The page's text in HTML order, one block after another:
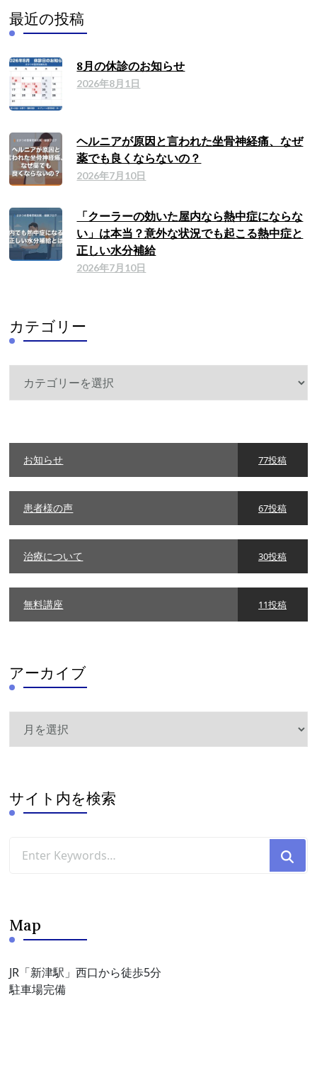
最近の投稿
8月の休診のお知らせ
2026年8月1日
ヘルニアが原因と言われた坐骨神経痛、なぜ
薬でも良くならないの？
2026年7月10日
「クーラーの効いた屋内なら熱中症にならな
い」は本当？意外な状況でも起こる熱中症と
正しい水分補給
2026年7月10日
カテゴリー
ー
お知らせ 77投稿
患者様の声 67投稿
治療について 30投稿
無料講座 11投稿
アーカイブ
サイト内を検索
for
Map
JR「新津駅」西口から徒歩5分
駐車場完備